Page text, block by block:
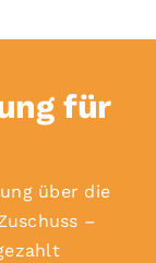
für
über die
–